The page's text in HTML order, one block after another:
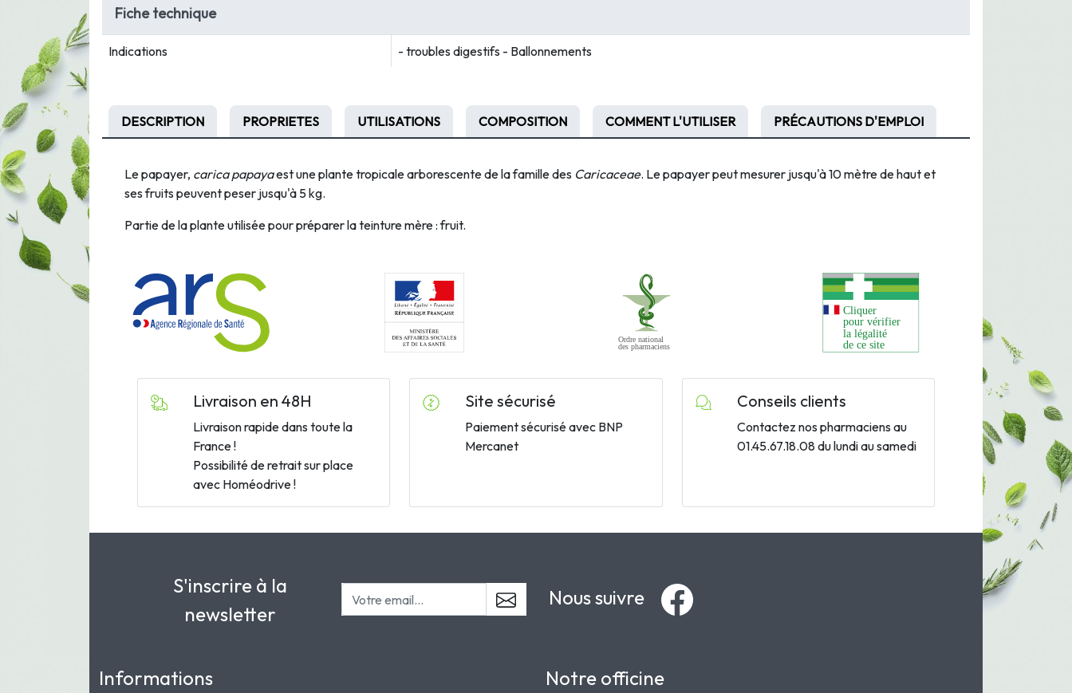
Fiche technique
Indications - troubles digestifs - Ballonnements
DESCRIPTION PROPRIETES UTILISATIONS COMPOSITION COMMENT L'UTILISER PRÉCAUTIONS D'EMPLOI
Le papayer, carica papayaest une plante tropicale arborescente de la famille des Caricaceae. Lepapayerpeut mesurer jusqu'à 10 mètre de haut et
ses fruits peuvent peser jusqu'à 5 kg.
Partie de la plante utilisée pour préparer la teinture mère : fruit.
Livraison en 48H
Livraison rapide dans toute la
France !
Possibilité de retrait sur place
avec Homéodrive !
Site sécurisé
Paiement sécurisé avec BNP
Mercanet
Conseils clients
Contactez nos pharmaciens au
01.45.67.18.08 du lundi au samedi
S'inscrire à la
newsletter
Nous suivre
Informations Notre officine